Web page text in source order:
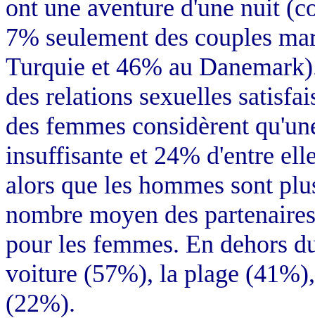
ont une aventure d'une nuit
7% seulement des couples
Turquie et 46% au
des relations sexuelles
des femmes considèrent
insuffisante et 24% d'entre
alors que les hommes sont
nombre moyen des
pour les femmes. En dehors
voiture (57%), la plage
(22%).